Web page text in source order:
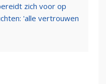
zich voor op
'alle vertrouwen